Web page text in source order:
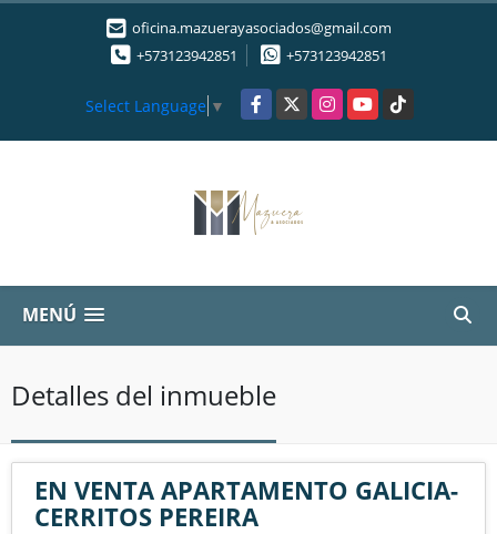
oficina.mazuerayasociados@gmail.com
+573123942851
+573123942851
Select Language ▼ Facebook
X InstagramYouTubeTikTok
MENÚ
Detalles del inmueble
EN VENTA APARTAMENTO GALICIA-
CERRITOS PEREIRA